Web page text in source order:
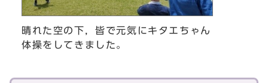
晴れた空の下，皆で元気にキタエちゃん
体操をしてきました。